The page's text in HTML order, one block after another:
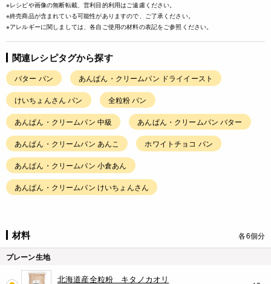
※レシピや画像の無断転載、営利目的利用はご遠慮ください。
※終売商品が含まれている可能性がありますので、ご了承ください。
※アレルギーに関しましては、各自ご使用の材料の表記をご参照ください。
関連レシピタグから探す
バター パン あんぱん・クリームパン ドライイースト
けいちょんさん パン 全粒粉 パン
あんぱん・クリームパン 中級 あんぱん・クリームパン バター
あんぱん・クリームパン あんこ ホワイトチョコ パン
あんぱん・クリームパン 小倉あん
あんぱん・クリームパン けいちょんさん
材料 各6個分
プレーン生地
北海道産全粒粉 キタノカオリ